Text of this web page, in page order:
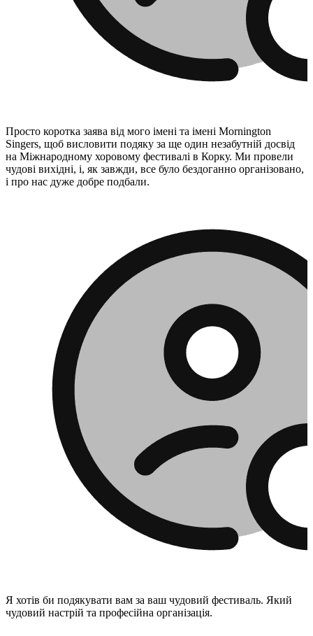
Просто коротка заява від мого імені та імені Mornington
Singers, щоб висловити подяку за ще один незабутній досвід
на Міжнародному хоровому фестивалі в Корку. Ми провели
чудові вихідні, і, як завжди, все було бездоганно організовано,
і про нас дуже добре подбали.
Я хотів би подякувати вам за ваш чудовий фестиваль. Який
чудовий настрій та професійна організація.